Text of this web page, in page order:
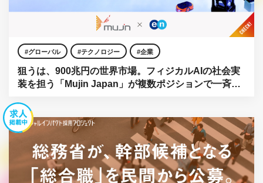
グローバル テクノロジー 企業
狙うは、900兆円の世界市場。フィジカルAIの社会実
装を担う「Mujin Japan」が複数ポジションで一斉公